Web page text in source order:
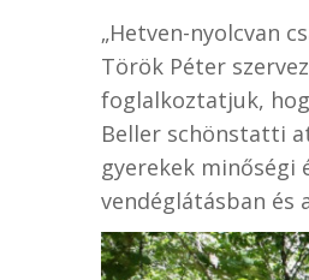
„Hetven-nyolcvan
Török Péter
foglalkoztatjuk,
Beller schönstatti
gyerekek minőségi
vendéglátásban és